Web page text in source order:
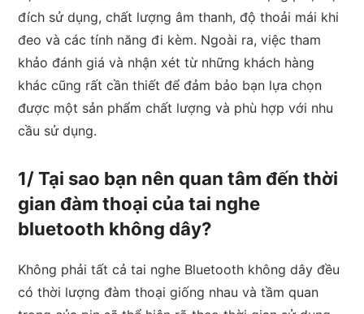
đích sử dụng, chất lượng âm thanh, độ thoải mái khi
đeo và các tính năng đi kèm. Ngoài ra, việc tham
khảo đánh giá và nhận xét từ những khách hàng
khác cũng rất cần thiết để đảm bảo bạn lựa chọn
được một sản phẩm chất lượng và phù hợp với nhu
cầu sử dụng.
1/ Tại sao bạn nên quan tâm đến thời
gian đàm thoại của tai nghe
bluetooth không dây?
Không phải tất cả tai nghe Bluetooth không dây đều
có thời lượng đàm thoại giống nhau và tầm quan